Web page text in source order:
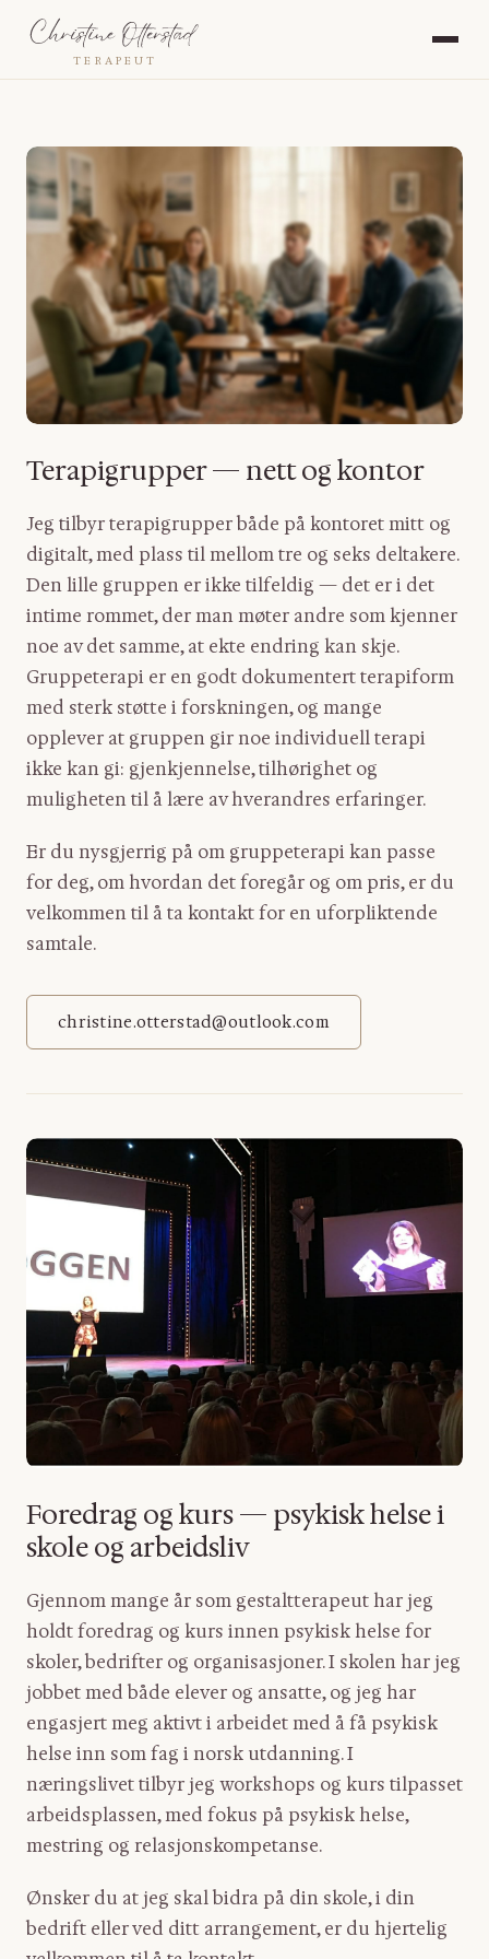
TERAPEUT
Terapigrupper — nett og kontor
Jeg tilbyr terapigrupper både på kontoret mitt og
digitalt, med plass til mellom tre og seks deltakere.
Den lille gruppen er ikke tilfeldig — det er i det
intime rommet, der man møter andre som kjenner
noe av det samme, at ekte endring kan skje.
Gruppeterapi er en godt dokumentert terapiform
med sterk støtte i forskningen, og mange
opplever at gruppen gir noe individuell terapi
ikke kan gi: gjenkjennelse, tilhørighet og
muligheten til å lære av hverandres erfaringer.
Er du nysgjerrig på om gruppeterapi kan passe
for deg, om hvordan det foregår og om pris, er du
velkommen til å ta kontakt for en uforpliktende
samtale.
christine.otterstad@outlook.com
Foredrag og kurs — psykisk helse i
skole og arbeidsliv
Gjennom mange år som gestaltterapeut har jeg
holdt foredrag og kurs innen psykisk helse for
skoler, bedrifter og organisasjoner. I skolen har jeg
jobbet med både elever og ansatte, og jeg har
engasjert meg aktivt i arbeidet med å få psykisk
helse inn som fag i norsk utdanning. I
næringslivet tilbyr jeg workshops og kurs tilpasset
arbeidsplassen, med fokus på psykisk helse,
mestring og relasjonskompetanse.
Ønsker du at jeg skal bidra på din skole, i din
bedrift eller ved ditt arrangement, er du hjertelig